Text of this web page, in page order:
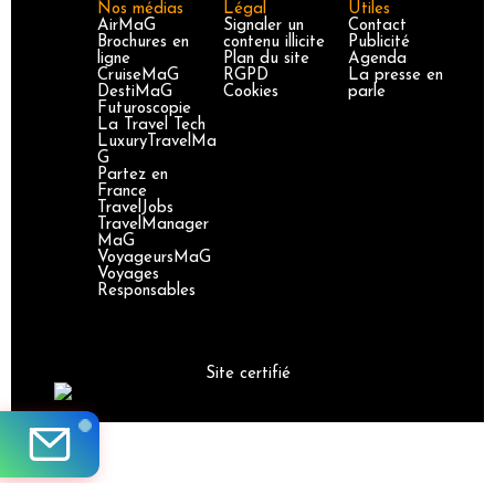
Nos médias
AirMaG
Brochures en
ligne
CruiseMaG
DestiMaG
Futuroscopie
La Travel Tech
LuxuryTravelMa
G
Partez en
France
TravelJobs
TravelManager
MaG
VoyageursMaG
Voyages
Responsables
Légal
Signaler un
contenu illicite
Plan du site
RGPD
Cookies
Utiles
Contact
Publicité
Agenda
La presse en
parle
Site certifié